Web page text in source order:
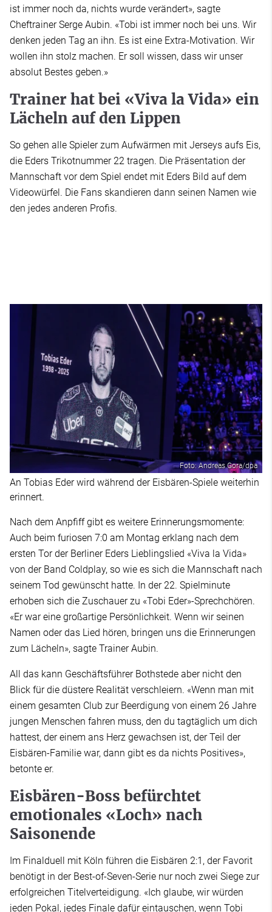
ist immer noch da, nichts wurde verändert», sagte
Cheftrainer Serge Aubin. «Tobi ist immer noch bei uns. Wir
denken jeden Tag an ihn. Es ist eine Extra-Motivation. Wir
wollen ihn stolz machen. Er soll wissen, dass wir unser
absolut Bestes geben.»
Trainer hat bei «Viva la Vida» ein
Lächeln auf den Lippen
So gehen alle Spieler zum Aufwärmen mit Jerseys aufs Eis,
die Eders Trikotnummer 22 tragen. Die Präsentation der
Mannschaft vor dem Spiel endet mit Eders Bild auf dem
Videowürfel. Die Fans skandieren dann seinen Namen wie
den jedes anderen Profis.
Foto: Andreas Gora/dpa
An Tobias Eder wird während der Eisbären-Spiele weiterhin
erinnert.
Nach dem Anpfiff gibt es weitere Erinnerungsmomente:
Auch beim furiosen 7:0 am Montag erklang nach dem
ersten Tor der Berliner Eders Lieblingslied «Viva la Vida»
von der Band Coldplay, so wie es sich die Mannschaft nach
seinem Tod gewünscht hatte. In der 22. Spielminute
erhoben sich die Zuschauer zu «Tobi Eder»-Sprechchören.
«Er war eine großartige Persönlichkeit. Wenn wir seinen
Namen oder das Lied hören, bringen uns die Erinnerungen
zum Lächeln», sagte Trainer Aubin.
All das kann Geschäftsführer Bothstede aber nicht den
Blick für die düstere Realität verschleiern. «Wenn man mit
einem gesamten Club zur Beerdigung von einem 26 Jahre
jungen Menschen fahren muss, den du tagtäglich um dich
hattest, der einem ans Herz gewachsen ist, der Teil der
Eisbären-Familie war, dann gibt es da nichts Positives»,
betonte er.
Eisbären-Boss befürchtet
emotionales «Loch» nach
Saisonende
Im Finalduell mit Köln führen die Eisbären 2:1, der Favorit
benötigt in der Best-of-Seven-Serie nur noch zwei Siege zur
erfolgreichen Titelverteidigung. «Ich glaube, wir würden
jeden Pokal, jedes Finale dafür eintauschen, wenn Tobi